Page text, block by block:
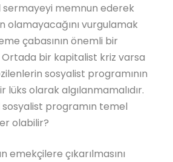
memnun ederek
olamayacağını vurgulamak
çabasının önemli bir
Ortada bir kapitalist kriz varsa
sosyalist programının
lüks olarak algılanmamalıdır.
programın temel
olabilir?
emekçilere çıkarılmasını